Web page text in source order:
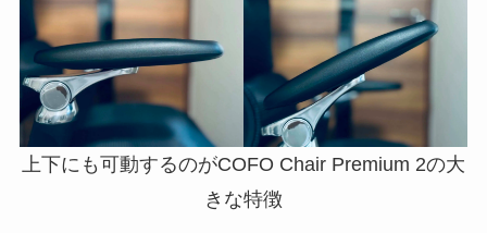
上下にも可動するのがCOFO Chair Premium 2の大
きな特徴